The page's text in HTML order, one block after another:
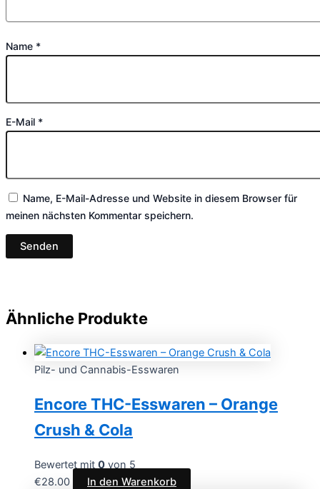
Name *
E-Mail *
Name, E-Mail-Adresse und Website in diesem Browser für
meinen nächsten Kommentar speichern.
Ähnliche Produkte
Pilz- und Cannabis-Esswaren
Encore THC-Esswaren – Orange
Crush & Cola
Bewertet mit 0 von 5
€28.00 In den Warenkorb